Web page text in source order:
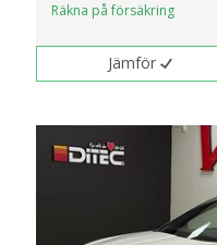
Räkna på försäkring
Jämför